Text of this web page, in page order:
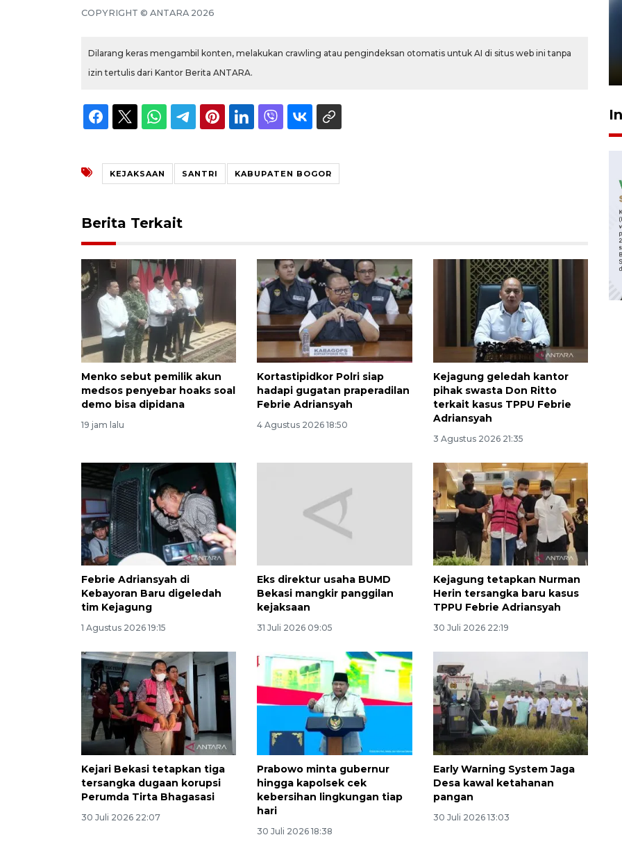
COPYRIGHT © ANTARA 2026
Dilarang keras mengambil konten, melakukan crawling atau pengindeksan otomatis untuk AI di situs web ini tanpa
izin tertulis dari Kantor Berita ANTARA.
KEJAKSAAN SANTRI KABUPATEN BOGOR
Berita Terkait
Menko sebut pemilik akun
medsos penyebar hoaks soal
demo bisa dipidana
19 jam lalu
Kortastipidkor Polri siap
hadapi gugatan praperadilan
Febrie Adriansyah
4 Agustus 2026 18:50
Kejagung geledah kantor
pihak swasta Don Ritto
terkait kasus TPPU Febrie
Adriansyah
3 Agustus 2026 21:35
Febrie Adriansyah di
Kebayoran Baru digeledah
tim Kejagung
1 Agustus 2026 19:15
Eks direktur usaha BUMD
Bekasi mangkir panggilan
kejaksaan
31 Juli 2026 09:05
Kejagung tetapkan Nurman
Herin tersangka baru kasus
TPPU Febrie Adriansyah
30 Juli 2026 22:19
Kejari Bekasi tetapkan tiga
tersangka dugaan korupsi
Perumda Tirta Bhagasasi
30 Juli 2026 22:07
Prabowo minta gubernur
hingga kapolsek cek
kebersihan lingkungan tiap
hari
30 Juli 2026 18:38
Early Warning System Jaga
Desa kawal ketahanan
pangan
30 Juli 2026 13:03
sampai 8 tahan?
Waspadai penyakit saat
musim kemarau
2026-08-05 12:00:00